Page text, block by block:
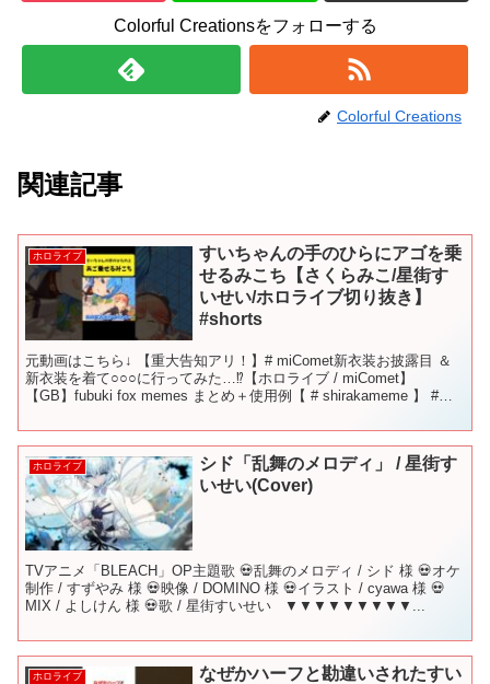
Colorful Creationsをフォローする
Colorful Creations
関連記事
ホロライブ
すいちゃんの手のひらにアゴを乗
せるみこち【さくらみこ/星街す
いせい/ホロライブ切り抜き】
#shorts
元動画はこちら↓ 【重大告知アリ！】# miComet新衣装お披露目 ＆
新衣装を着て○○○に行ってみた…⁉【ホロライブ / miComet】
【GB】fubuki fox memes まとめ＋使用例【 # shirakameme 】 #
ホロライブ
シド「乱舞のメロディ」 / 星街す
いせい(Cover)
TVアニメ「BLEACH」OP主題歌 💀乱舞のメロディ / シド 様 💀オケ
制作 / すずやみ 様 💀映像 / DOMINO 様 💀イラスト / cyawa 様 💀
MIX / よしけん 様 💀歌 / 星街すいせい ​ ​ ▼▼▼▼▼▼▼▼▼...
ホロライブ
なぜかハーフと勘違いされたすい